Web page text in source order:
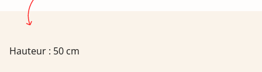
Hauteur : 50 cm